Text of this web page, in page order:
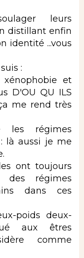
leurs
distillant enfin
identité ...vous
:
et
D'OU QU ILS
me rend très
les régimes
là aussi je me
ont toujours
des régimes
dans ces
poids deux-
aux êtres
comme